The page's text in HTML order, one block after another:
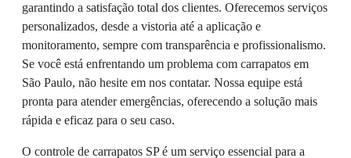
garantindo a satisfação total dos clientes. Oferecemos serviços
personalizados, desde a vistoria até a aplicação e
monitoramento, sempre com transparência e profissionalismo.
Se você está enfrentando um problema com carrapatos em
São Paulo, não hesite em nos contatar. Nossa equipe está
pronta para atender emergências, oferecendo a solução mais
rápida e eficaz para o seu caso.
O controle de carrapatos SP é um serviço essencial para a